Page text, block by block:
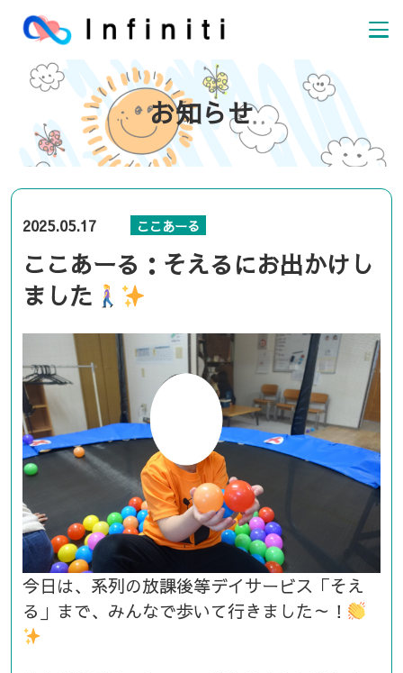
お知らせ
2025.05.17 ここあーる
ここあーる：そえるにお出かけし
ました
今日は、系列の放課後等デイサービス「そえ
る」まで、みんなで歩いて行きました～！